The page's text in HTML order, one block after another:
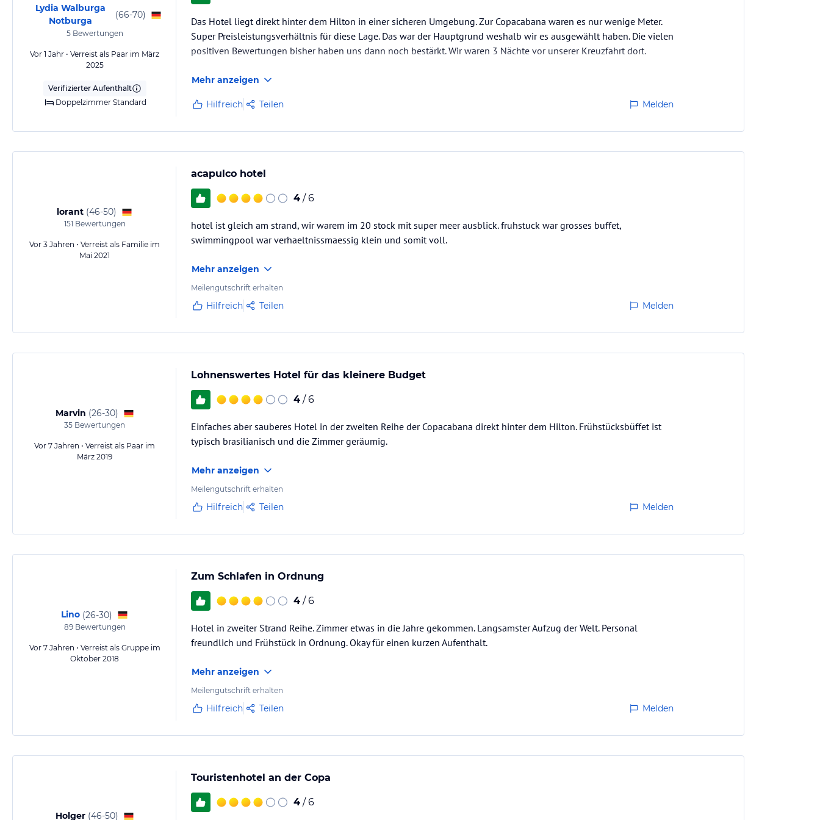
Lydia Walburga
Notburga
(66-70)
5Bewertungen
Vor 1 Jahr • Verreist als Paar im März
2025
Verifizierter Aufenthalt
Doppelzimmer Standard
Das Hotel liegt direkt hinter dem Hilton in einer sicheren Umgebung. Zur Copacabana waren es nur wenige Meter.
Super Preisleistungsverhältnis für diese Lage. Das war der Hauptgrund weshalb wir es ausgewählt haben. Die vielen
positiven Bewertungen bisher haben uns dann noch bestärkt. Wir waren 3 Nächte vor unserer Kreuzfahrt dort.
Mehr anzeigen
Hilfreich Teilen Melden
lorant (46-50)
151 Bewertungen
Vor 3 Jahren • Verreist als Familie im
Mai 2021
acapulco hotel
4 / 6
hotel ist gleich am strand, wir warem im 20 stock mit super meer ausblick. fruhstuck war grosses buffet,
swimmingpool war verhaeltnissmaessig klein und somit voll.
Mehr anzeigen
Meilengutschrift erhalten
Hilfreich Teilen Melden
Marvin (26-30)
35 Bewertungen
Vor 7 Jahren • Verreist als Paar im
März 2019
Lohnenswertes Hotel für das kleinere Budget
4 / 6
Einfaches aber sauberes Hotel in der zweiten Reihe der Copacabana direkt hinter dem Hilton. Frühstücksbüffet ist
typisch brasilianisch und die Zimmer geräumig.
Mehr anzeigen
Meilengutschrift erhalten
Hilfreich Teilen Melden
Lino (26-30)
89Bewertungen
Vor 7 Jahren • Verreist als Gruppe im
Oktober 2018
Zum Schlafen in Ordnung
4 / 6
Hotel in zweiter Strand Reihe. Zimmer etwas in die Jahre gekommen. Langsamster Aufzug der Welt. Personal
freundlich und Frühstück in Ordnung. Okay für einen kurzen Aufenthalt.
Mehr anzeigen
Meilengutschrift erhalten
Hilfreich Teilen Melden
Holger (46-50)
Touristenhotel an der Copa
4 / 6